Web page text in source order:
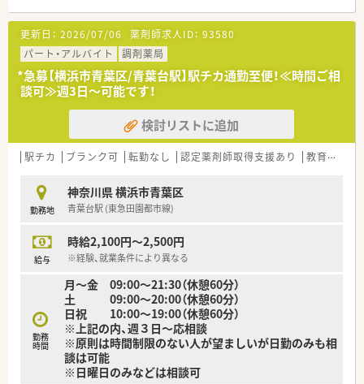
＜特徴・ポイントのご紹介＞
★薬剤師を守る独自システム
業務をサポートするために様々なシステムを独自開発していま
す。
その一つが約20年前から導入され、進化を続けている調剤シス
テム「SPITS」。
処方箋受付から一連の調剤業務を連動させ、業務効率化を図るほ
か、
調剤過誤防止機能を高め、患者様と働くスタッフを守っていま
す。
システム改修が必要な制度変更があった場合も、迅速に対応でき
★刷新された新規採用者研修
中途入社ならではの悩みを解消し、さくら薬局グループのビジョ
同期入社の方との繋がりを踏まえ、『さくら薬局の薬剤師』とし
て、安心してキャリアをスタートいただくための研修です。
門の体系的な研修をご用意。
安心して飛び込める体制が整備されています。
★業界トップクラスの認定薬局数と盤石化を図る組織体制
全店舗で地域連携薬局を目指している地域に根差した調剤薬局
です。
がん診療連携拠点病院等との密な連携を行いつつ、より高度な薬
更新日： 2026/07/06 薬剤師求人ID： 93580
パート・アルバイト
調剤薬局
*急募【横浜市青葉区/青葉台駅】駅チカ通勤至便！≪時間ご相
談可≫週3日～可能です！
検討リストに追加
駅チカ ブランク可 転勤なし 認定薬剤師取得支援あり 教育制度あり
勤務地
神奈川県 横浜市青葉区
青葉台駅 (東急田園都市線)
給与
時給2,100円～2,500円
※経験、就業条件により異なる
勤務
時間
月～金 09:00～21:30（休憩60分）
土 09:00～20:00（休憩60分）
日祝 10:00～19:00（休憩60分）
※上記の内、週３日～応相談
※原則は時間制限のない人が望ましいが日勤のみも相
談は可能
※日曜日のみなどは相談可